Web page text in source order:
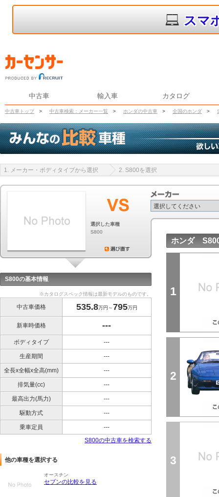
スマ
中古車 輸入車 カタログ
中古車トップ > 中古車検索：メーカー一覧 > ホンダの中古車 > 全国のホンダ >
1. メーカー・ボディタイプから選択 2. S800を選択
選択した車種
S800
S800の基本情報
※カタログスペック情報は最新モデルのものです。
中古車価格 535.8万円～795万円
新車時価格 ---
ボディタイプ ---
生産期間 ---
全長x全幅x全高(mm) ---
排気量(cc) ---
最高出力(馬力) ---
駆動方式 ---
乗車定員
---
S800の中古車を検索する
他の車種を選択する
オースチン
セブンの比較を見る
ホンダ
1
2
3